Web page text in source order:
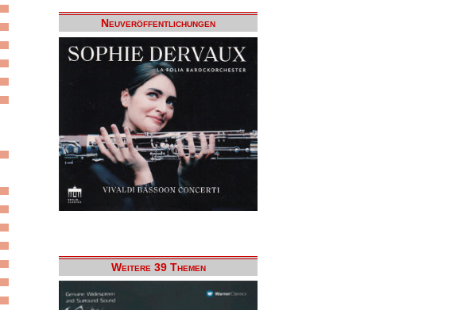
Neuveröffentlichungen
Weitere 39 Themen